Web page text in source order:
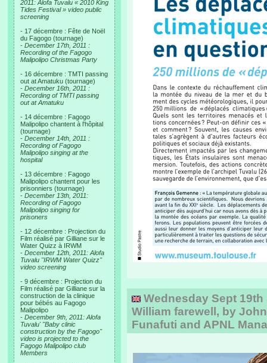
2011: Alofa Tuvalu « 2010 King
Tides Festival » video public
screening
- 17 décembre : Fête de Noël
du Fagogo (tournage)
- December 17th, 2011 :
Recording of the Fagogo
Malipolipo Christmas Party
- 16 décembre : TMTI passing
out at Amatuku (tournage)
- December 16th, 2011 :
Recording of TMTI passing
out at Amatuku
- 14 décembre : Fagogo
Malipolipo chantent à l'hôpital
(tournage)
- December 14th, 2011 :
Recording of Fagogo
Malipolipo singing at the
hospital
- 13 décembre : Fagogo
Malipolipo chantent pour les
prisonniers (tournage)
- December 13th, 2011:
Recording of Fagogo
Malipolipo singing for
prisoners
- 12 décembre : Projection du
Film réalisé par Gilliane sur le
Water Quizz à IRWM
- December 12th, 2011: Alofa
Tuvalu "IRWM Water Quizz"
video screening
- 9 décembre : Projection du
Film réalisé par Gilliane sur la
construction de la clinique
pour bébés au Fagogo
Malipolipo
- December 9th, 2011: Alofa
Tuvalu' "Baby clinic
construction by the Fagogo"
video is projected to the
Fagogo Malipolipo club
Members
Wednesday Sept
William farewell, by
Funafuti and APNL